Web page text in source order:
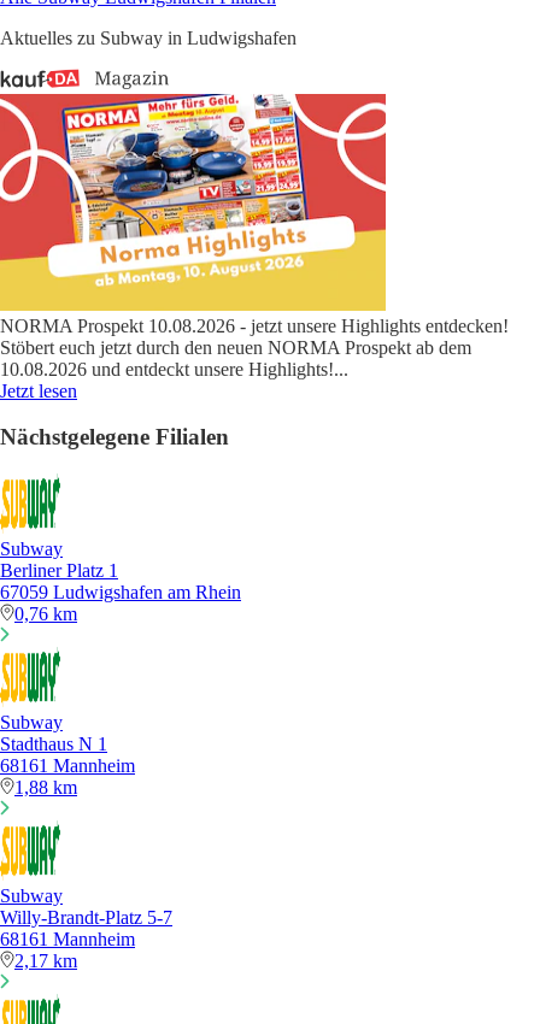
Aktuelles zu Subway in Ludwigshafen
NORMA Prospekt 10.08.2026 - jetzt unsere Highlights entdecken!
Stöbert euch jetzt durch den neuen NORMA Prospekt ab dem
10.08.2026 und entdeckt unsere Highlights!...
Jetzt lesen
Nächstgelegene Filialen
Subway
Berliner Platz 1
67059 Ludwigshafen am Rhein
0,76 km
Subway
Stadthaus N 1
68161 Mannheim
1,88 km
Subway
Willy-Brandt-Platz 5-7
68161 Mannheim
2,17 km